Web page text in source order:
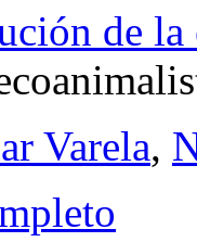
de la
Varela,